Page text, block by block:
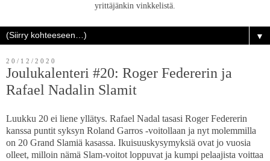
yrittäjänkin vinkkelistä.
▼
20/12/2020
Joulukalenteri #20: Roger Federerin ja
Rafael Nadalin Slamit
Luukku 20 ei liene yllätys. Rafael Nadal tasasi Roger Federerin
kanssa puntit syksyn Roland Garros -voitollaan ja nyt molemmilla
on 20 Grand Slamiä kasassa. Ikuisuuskysymyksiä ovat jo vuosia
olleet, milloin nämä Slam-voitot loppuvat ja kumpi pelaajista voittaa